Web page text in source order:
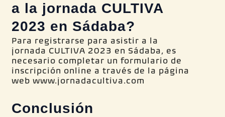
a la jornada CULTIVA
2023 en Sádaba?
Para registrarse para asistir a la
jornada CULTIVA 2023 en Sádaba, es
necesario completar un formulario de
inscripción online a través de la página
web www.jornadacultiva.com
Conclusión